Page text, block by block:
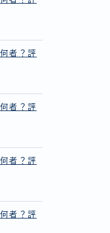
者？評
者？評
者？評
者？評